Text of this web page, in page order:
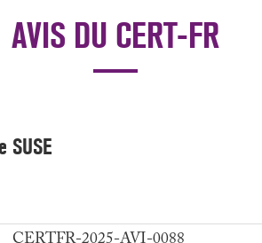
AVIS DU CERT-FR
SUSE
CERTFR-2025-AVI-0088